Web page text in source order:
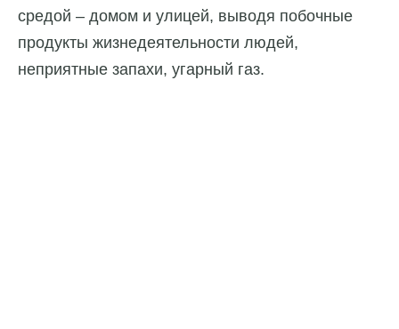
средой – домом и улицей, выводя побочные
продукты жизнедеятельности людей,
неприятные запахи, угарный газ.